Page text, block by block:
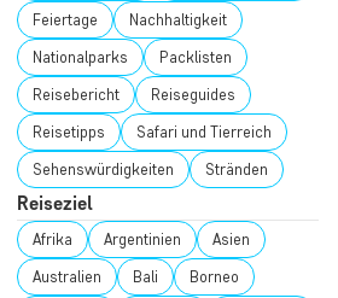
Feiertage Nachhaltigkeit
Nationalparks Packlisten
Reisebericht Reiseguides
Reisetipps Safari und Tierreich
Sehenswürdigkeiten Stränden
Reiseziel
Afrika Argentinien Asien
Australien Bali Borneo